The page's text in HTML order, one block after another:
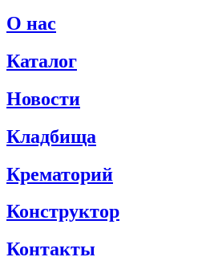
О нас
Каталог
Новости
Кладбища
Крематорий
Конструктор
Контакты